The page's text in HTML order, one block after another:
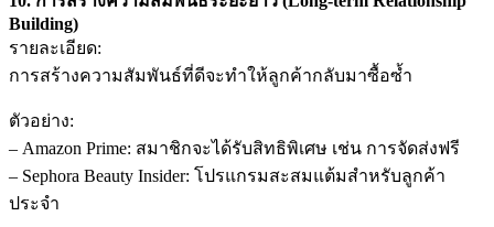
Building)
รายละเอียด:
การสร้างความสัมพันธ์ที่ดีจะทำให้ลูกค้ากลับมาซื้อซ้ำ
ตัวอย่าง:
– Amazon Prime: สมาชิกจะได้รับสิทธิพิเศษ เช่น การจัดส่งฟรี
– Sephora Beauty Insider: โปรแกรมสะสมแต้มสำหรับลูกค้า
ประจำ